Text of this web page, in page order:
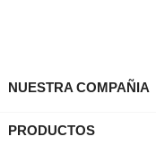
NUESTRA COMPAÑIA
PRODUCTOS